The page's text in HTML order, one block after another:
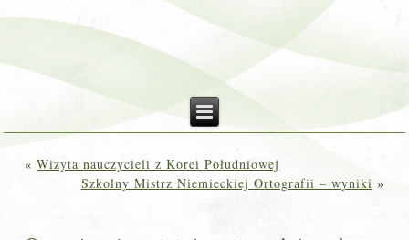
«Wizyta nauczycieli z Korei Południowej
Szkolny Mistrz Niemieckiej Ortografii – wyniki »